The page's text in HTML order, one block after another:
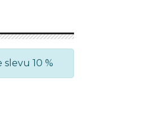
slevu 10 %